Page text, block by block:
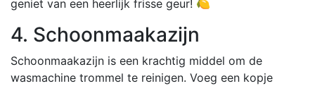
geniet van een heerlijk frisse geur! 🍋
4. Schoonmaakazijn
Schoonmaakazijn is een krachtig middel om de
wasmachine trommel te reinigen. Voeg een kopje